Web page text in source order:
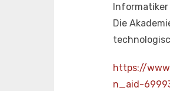
Die
https://
n_aid-